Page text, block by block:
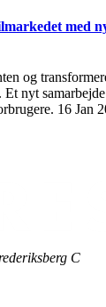
med
og
Et nyt
16 Jan
C